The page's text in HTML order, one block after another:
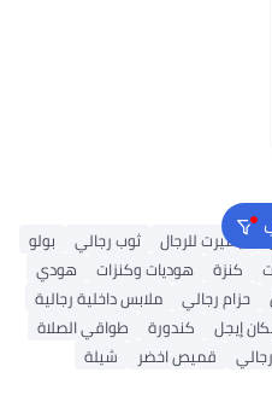
تيشيرت للرجال ثوب رجالي
بولو
كنزة هوديات وكنزات
هودي
حزام رجالي
ملابس داخلية رجالية
إيجل كندورة
طواقي الصلاة
قميص اخضر
شيلة